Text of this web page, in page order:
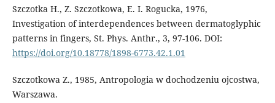
Szczotka H., Z. Szczotkowa, E. I. Rogucka, 1976,
Investigation of interdependences between dermatoglyphic
patterns in fingers, St. Phys. Anthr., 3, 97-106. DOI:
https://doi.org/10.18778/1898-6773.42.1.01
Szczotkowa Z., 1985, Antropologia w dochodzeniu ojcostwa,
Warszawa.